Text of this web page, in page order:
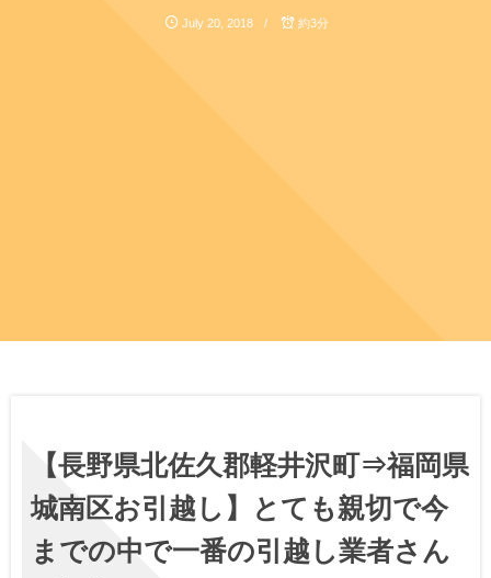
July 20 2018 約3分
【長野県北佐久郡軽井沢町⇒福岡県
城南区お引越し】とても親切で今
までの中で一番の引越し業者さん